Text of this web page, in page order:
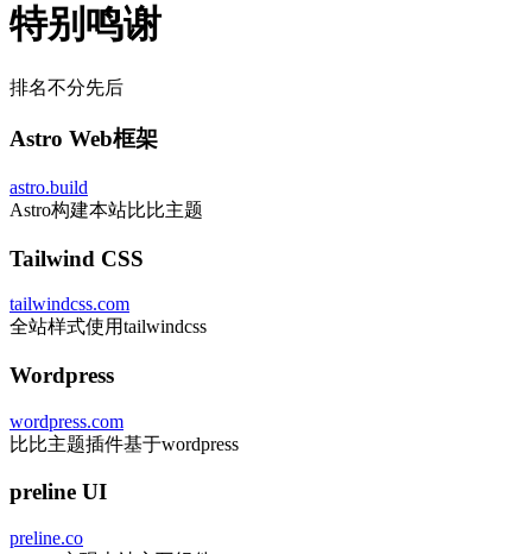
特别鸣谢
排名不分先后
Astro Web框架
astro.build
Astro构建本站比比主题
Tailwind CSS
tailwindcss.com
全站样式使用tailwindcss
Wordpress
wordpress.com
比比主题插件基于wordpress
preline UI
preline.co